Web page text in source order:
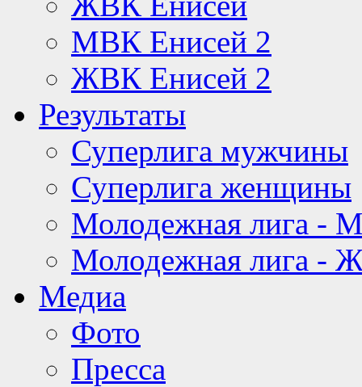
МВК Енисей 2
ЖВК Енисей 2
Результаты
Суперлига мужчины
Суперлига женщины
Молодежная лига -
Молодежная лига -
Медиа
Фото
Пресса